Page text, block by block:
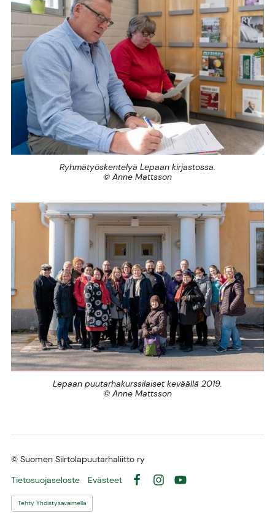
Lepaan puutarhakurssilaiset keväällä 2019.
© Anne Mattsson
Ryhmätyöskentelyä Lepaan kirjastossa.
© Anne Mattsson
© Suomen Siirtolapuutarhaliitto ry
Tietosuojaseloste
Evästeet
Tehty Yhdistysavaimella